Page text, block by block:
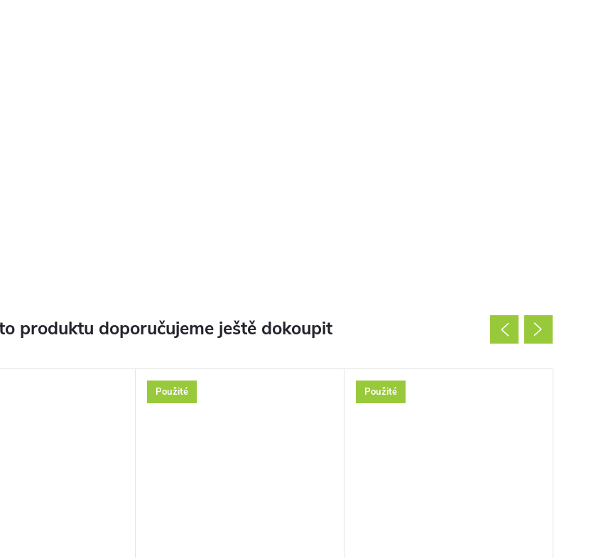
produktu doporučujeme ještě dokoupit
Použité Použité